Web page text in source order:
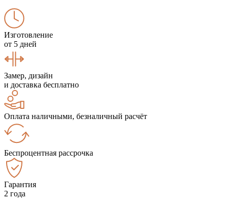
Изготовление
от 5 дней
Замер, дизайн
и доставка бесплатно
Оплата наличными, безналичный расчёт
Беспроцентная рассрочка
Гарантия
2 года